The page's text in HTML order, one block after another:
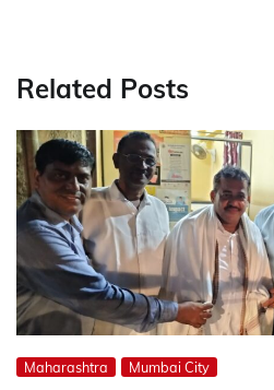
Related Posts
Maharashtra Mumbai City